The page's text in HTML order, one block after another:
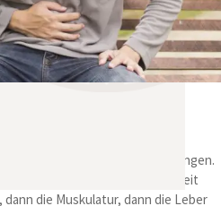
also mit „Schmauen“ anfangen.
verlieren. Aber mit der Zeit
die Muskulatur, dann die Leber